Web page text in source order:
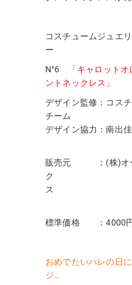
コスチュームジュエ
ー
N°6
「キャロット
ントネックレス」
デザイン監修：コス
チーム
デザイン協
販売元 ：(株)オー
ク
標準価格 ：4000円
おめでたいハレの日
ジ…